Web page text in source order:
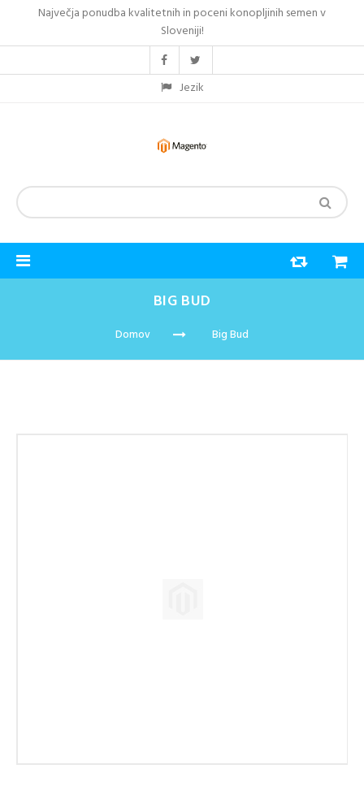
Največja ponudba kvalitetnih in poceni konopljinih semen v
Sloveniji!
Jezik
BIG BUD
Domov Big Bud